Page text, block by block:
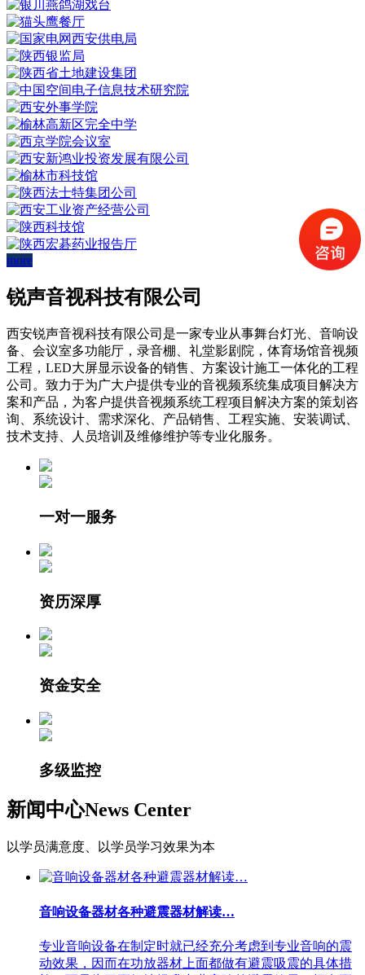
more
锐声音视科技有限公司
西安锐声音视科技有限公司是一家专业从事舞台灯光、音响设
备、会议室多功能厅，录音棚、礼堂影剧院，体育场馆音视频
工程，LED大屏显示设备的销售、方案设计施工一体化的工程
公司。致力于为广大户提供专业的音视频系统集成项目解决方
案和产品，为客户提供音视频系统工程项目解决方案的策划咨
询、系统设计、需求深化、产品销售、工程实施、安装调试、
技术支持、人员培训及维修维护等专业化服务。
一对一服务
资历深厚
资金安全
多级监控
新闻中心News Center
以学员满意度、以学员学习效果为本
音响设备器材各种避震器材解读…
专业音响设备在制定时就已经充分考虑到专业音响的震
动效果，因而在功放器材上面都做有避震吸震的具体措